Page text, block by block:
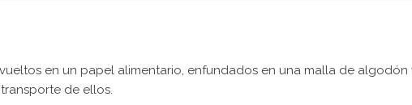
en un papel alimentario, enfundados en una malla de algodón
de ellos.